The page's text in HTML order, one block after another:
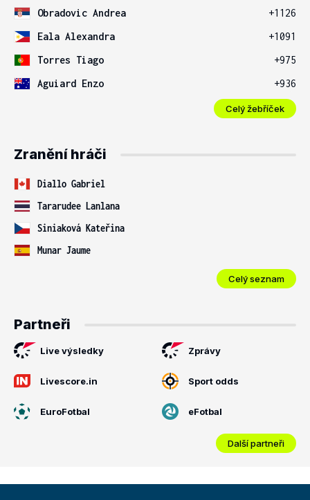
Obradovic Andrea
+1126
Eala Alexandra
+1091
Torres Tiago
+975
Aguiard Enzo
+936
Celý žebříček
Zranění hráči
Diallo Gabriel
Tararudee Lanlana
Siniaková Kateřina
Munar Jaume
Celý seznam
Partneři
Live výsledky Zprávy
Livescore.in Sport odds
EuroFotbal eFotbal
Další partneři